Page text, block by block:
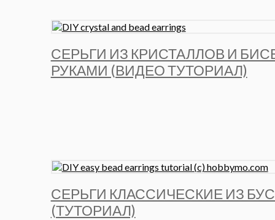
СЕРЬГИ ИЗ КРИСТАЛЛОВ И
РУКАМИ (ВИДЕО ТУТОРИАЛ)
СЕРЬГИ КЛАССИЧЕСКИЕ ИЗ
(ТУТОРИАЛ)